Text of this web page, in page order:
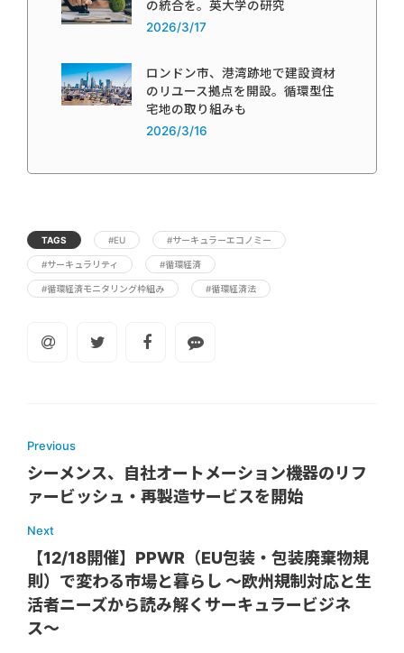
の統合を。英大学の研究
2026/3/17
ロンドン市、港湾跡地で建設資材
のリユース拠点を開設。循環型住
宅地の取り組みも
2026/3/16
TAGS #EU #サーキュラーエコノミー
#サーキュラリティ #循環経済
#循環経済モニタリング枠組み #循環経済法
Previous
シーメンス、自社オートメーション機器のリフ
ァービッシュ・再製造サービスを開始
Next
【12/18開催】PPWR（EU包装・包装廃棄物規
則）で変わる市場と暮らし 〜欧州規制対応と生
活者ニーズから読み解くサーキュラービジネ
ス〜